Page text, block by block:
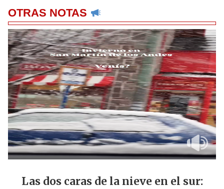
OTRAS NOTAS
Las dos caras de la nieve en el sur: